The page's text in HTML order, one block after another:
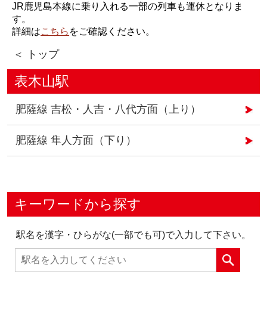
JR鹿児島本線に乗り入れる一部の列車も運休となりま
す。
詳細はこちら をご確認ください。
＜ トップ
表木山駅
肥薩線 吉松・人吉・八代方面（上り）
肥薩線 隼人方面（下り）
キーワードから探す
駅名を漢字・ひらがな(一部でも可)で入力して下さい。